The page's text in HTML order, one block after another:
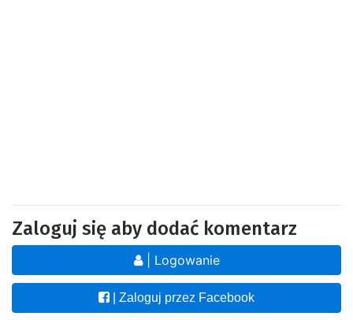
Zaloguj się aby dodać komentarz
| Logowanie
| Zaloguj przez Facebook